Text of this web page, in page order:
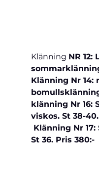
Klänning NR 12:
Klänning Nr 14:
klänning Nr 16:
viskos. St 38-
Klänning Nr 17:
St 36. Pris 380:-